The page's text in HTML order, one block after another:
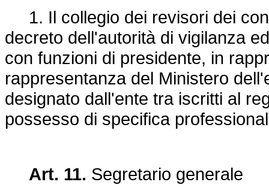
1. Il collegio dei revisori dei
decreto dell'autorità di vigilanza
con funzioni di presidente, in
rappresentanza del Ministero
designato dall'ente tra iscritti al
possesso di specifica
Art. 11. Segretario generale